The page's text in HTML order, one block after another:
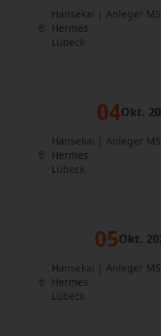
Hansekai | Anleger
Hermes
Lübeck
04Okt.
Hansekai | Anleger
Hermes
Lübeck
05Okt.
Hansekai | Anleger
Hermes
Lübeck